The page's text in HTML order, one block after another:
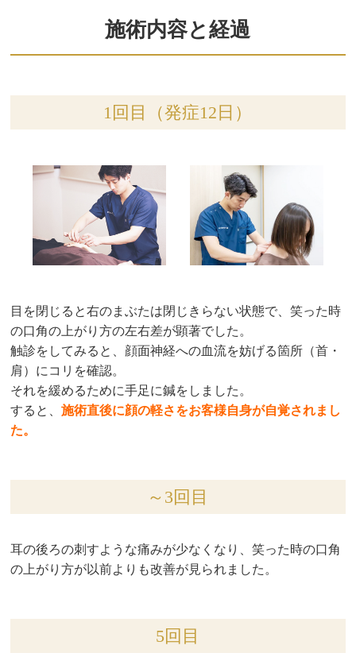
施術内容と経過
1回目（発症12日）
目を閉じると右のまぶたは閉じきらない状態で、笑った時
の口角の上がり方の左右差が顕著でした。
触診をしてみると、顔面神経への血流を妨げる箇所（首・
肩）にコリを確認。
それを緩めるために手足に鍼をしました。
すると、施術直後に顔の軽さをお客様自身が自覚されまし
た。
～3回目
耳の後ろの刺すような痛みが少なくなり、笑った時の口角
の上がり方が以前よりも改善が見られました。
5回目